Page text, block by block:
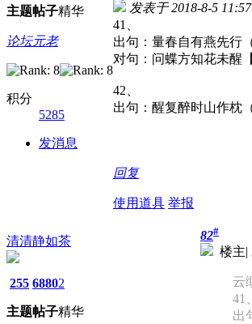
主题帖子精华
论坛元老
积分
5285
发消息
发表于 2018-8-5 11:57
41、
出句：量春自有燕先行
对句：问蝶方知花未醒
42、
出句：醒复醉时山作枕
回复
使用道具 举报
清清静如茶
255
主题
6880
帖子
2
精华
82#
楼主|
云
41、
出